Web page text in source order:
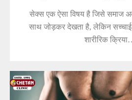
सेक्स एक ऐसा विषय है जिसे समाज
साथ जोड़कर देखता है, लेकिन
शारीरिक